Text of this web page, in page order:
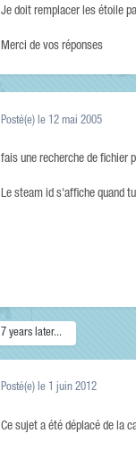
Je doit remplacer les étoile
Merci de vos réponses
Posté(e) le 12 mai 2005
fais une recherche de fichier
Le steam id s'affiche quand
7 years later...
Posté(e) le 1 juin 2012
Ce sujet a été déplacé de la